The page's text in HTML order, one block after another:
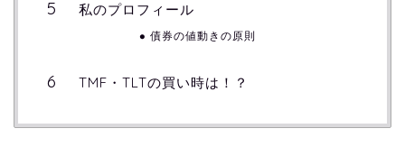
私のプロフィール
債券の値動きの原則
TMF・TLTの買い時は！？